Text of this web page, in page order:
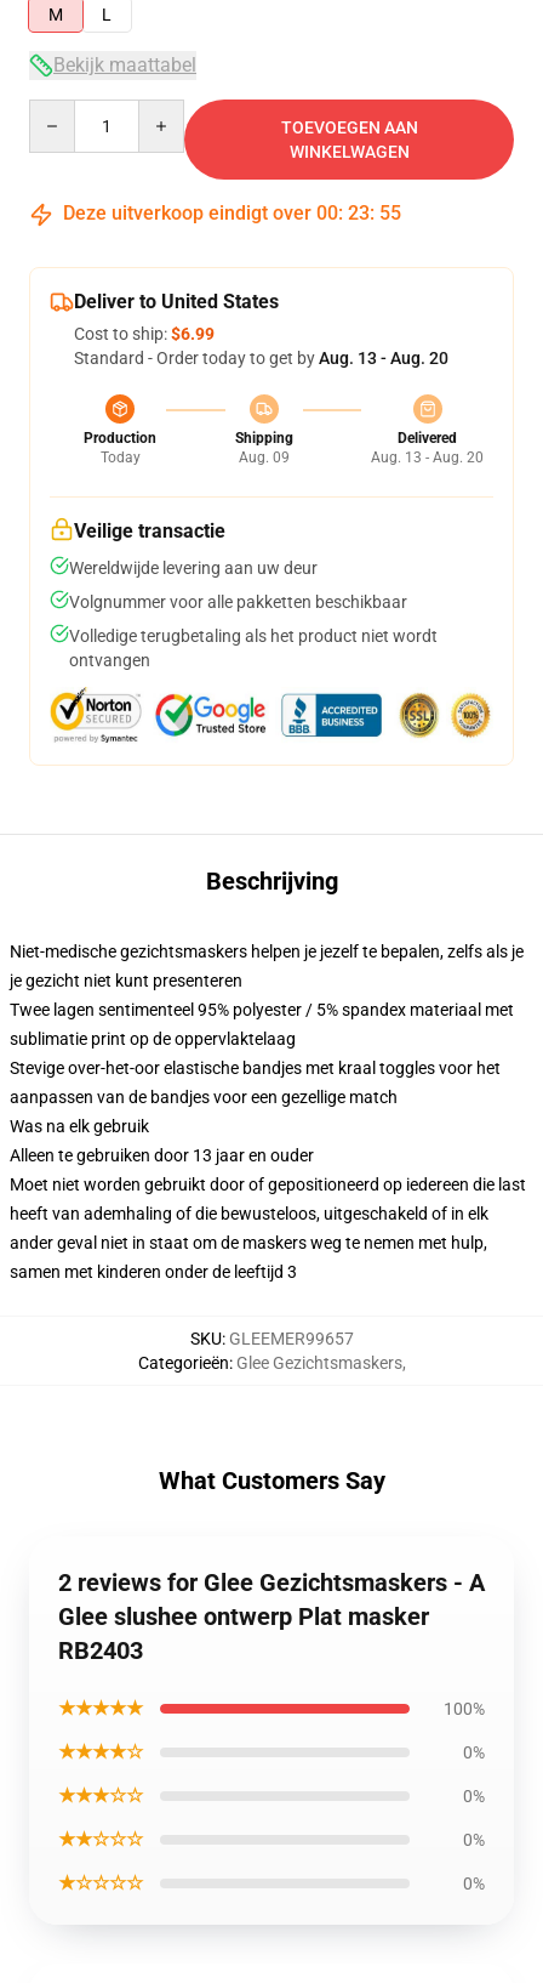
M
L
Bekijk maattabel
TOEVOEGEN AAN
WINKELWAGEN
Deze uitverkoop eindigt over 00: 23: 54
Deliver to United States
Cost to ship:$6.99
Standard - Order today to get byAug. 13 - Aug. 20
Production
Today
Shipping
Aug. 09
Delivered
Aug. 13 - Aug. 20
Veilige transactie
Wereldwijde levering aan uw deur
Volgnummer voor alle pakketten beschikbaar
Volledige terugbetaling als het product niet wordt
ontvangen
Beschrijving
Niet-medische gezichtsmaskers helpen je jezelf te bepalen, zelfs als je
je gezicht niet kunt presenteren
Twee lagen sentimenteel 95% polyester / 5% spandex materiaal met
sublimatie print op de oppervlaktelaag
Stevige over-het-oor elastische bandjes met kraal toggles voor het
aanpassen van de bandjes voor een gezellige match
Was na elk gebruik
Alleen te gebruiken door 13 jaar en ouder
Moet niet worden gebruikt door of gepositioneerd op iedereen die last
heeft van ademhaling of die bewusteloos, uitgeschakeld of in elk
ander geval niet in staat om de maskers weg te nemen met hulp,
samen met kinderen onder de leeftijd 3
SKU: GLEEMER99657
Categorieën: Glee Gezichtsmaskers,
What Customers Say
2 reviews for Glee Gezichtsmaskers - A
Glee slushee ontwerp Plat masker
RB2403
★★★★★ 100%
★★★★☆ 0%
★★★☆☆ 0%
★★☆☆☆ 0%
★☆☆☆☆ 0%